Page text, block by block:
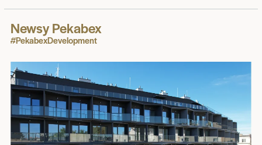
Newsy Pekabex
#PekabexDevelopment